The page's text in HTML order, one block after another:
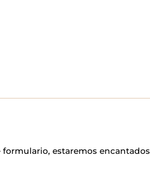
estaremos encantados